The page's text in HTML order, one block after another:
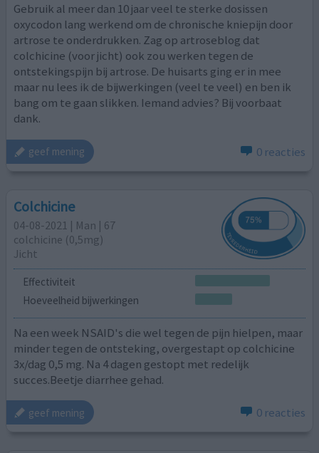
Gebruik al meer dan 10 jaar veel te sterke dosissen
oxycodon lang werkend om de chronische kniepijn door
artrose te onderdrukken. Zag op artroseblog dat
colchicine (voor jicht) ook zou werken tegen de
ontstekingspijn bij artrose. De huisarts ging er in mee
maar nu lees ik de bijwerkingen (veel te veel) en ben ik
bang om te gaan slikken. Iemand advies? Bij voorbaat
dank.
geef mening 0 reacties
Colchicine
04-08-2021 | Man | 67
colchicine (0,5mg)
Jicht
Effectiviteit
Hoeveelheid bijwerkingen
Na een week NSAID's die wel tegen de pijn hielpen, maar
minder tegen de ontsteking, overgestapt op colchicine
3x/dag 0,5 mg. Na 4 dagen gestopt met redelijk
succes.Beetje diarrhee gehad.
geef mening 0 reacties